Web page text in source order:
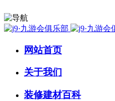
网站首页
关于我们
装修建材百科